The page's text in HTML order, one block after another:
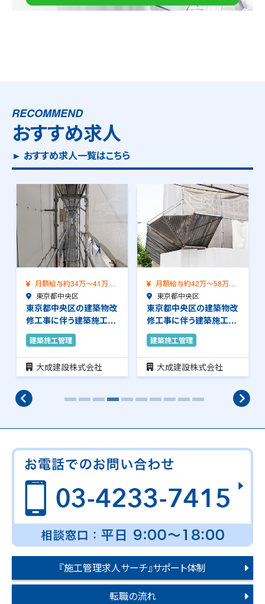
RECOMMEND
おすすめ求人
► おすすめ求人一覧はこちら
月額給与約34万～41万
（前職給与保証）…
東京都中央区
東京都中央区の建築物改
修工事に伴う建築施工管
理のお仕事です。…
建築施工管理
大成建設株式会社
月額給与約42万～58万
（前職給与保証）…
東京都中央区
東京都中央区の建築物改
修工事に伴う建築施工管
理のお仕事です。…
建築施工管理
大成建設株式会社
『施工管理求人サーチ』サポート体制
転職の流れ